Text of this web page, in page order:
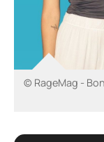
© RageMag -